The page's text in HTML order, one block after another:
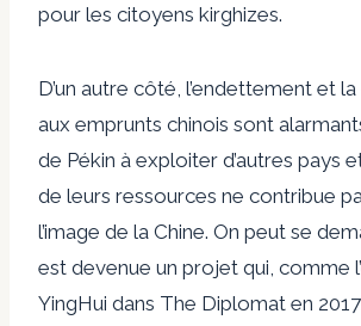
pour les citoyens kirghizes.
D’un autre côté, l’endettement et
aux emprunts chinois sont
de Pékin à exploiter d’autres pays
de leurs ressources ne contribue
l’image de la Chine. On peut se
est devenue un projet qui, comme
YingHui dans The Diplomat en